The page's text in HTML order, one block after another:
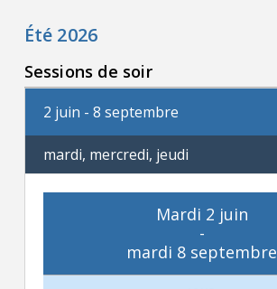
Été 2026
Sessions de soir
2 juin - 8 septembre
mardi, mercredi, jeudi
Mardi 2 juin
-
mardi 8 septembre